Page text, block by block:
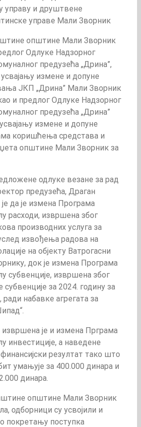
управу и друштвене
управе Мали Зворник
општине Мали Зворник
Одлуке Надзорног
предузећа „Дрина”,
измене и допуне
ЈКП „Дрина” Мали Зворник
и предлог Одлуке Надзорног
предузећа „Дрина”
измене и допуне
коришћења средстава и
општине Мали Зворник за
одлуке везане за рад
предузећа, Драган
да је измена Програма
расходи, извршена због
производних услуга за
извођења радова на
на објекту Ватрогасни
док је измена Програма
субвенције, извршена због
за 2024. годину за
ради набавке агрегата за
извршена је и измена Прграма
инвестиције, а наведене
резултат тако што
умањује за 400.000 динара и
динара.
општине Мали Зворник
одборници су усвојили и
покретању поступка